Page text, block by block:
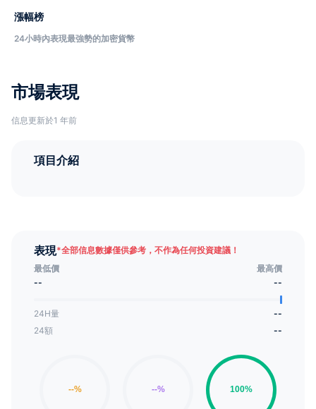
市場表現
信息更新於1 年前
項目介紹
表現*全部信息數據僅供參考，不作為任何投資建議！
最低價
最高價
--
--
24H量
--
24額
--
漲幅榜
24小時內表現最強勢的加密貨幣